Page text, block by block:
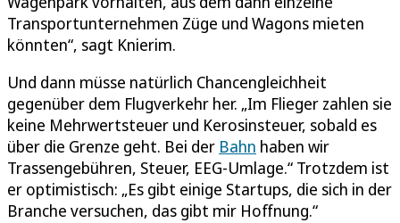
Transportunternehmen Züge und Wagons mieten
könnten“, sagt Knierim.
Und dann müsse natürlich Chancengleichheit
gegenüber dem Flugverkehr her. „Im Flieger zahlen sie
keine Mehrwertsteuer und Kerosinsteuer, sobald es
über die Grenze geht. Bei der Bahn haben wir
Trassengebühren, Steuer, EEG-Umlage.“ Trotzdem ist
er optimistisch: „Es gibt einige Startups, die sich in der
Branche versuchen, das gibt mir Hoffnung.“